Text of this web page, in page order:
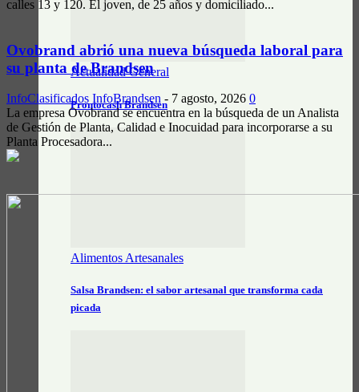
Actualidad General
Prontocash Brandsen
Alimentos Artesanales
Salsa Brandsen: el sabor artesanal que transforma cada
picada
calles 13 y 120. El joven, de 25 años y domiciliado...
Ovobrand abrió una nueva búsqueda laboral para
su planta de Brandsen
InfoClasificados InfoBrandsen - 7 agosto, 2026 0
La empresa Ovobrand se encuentra en la búsqueda de un Analista
de Gestión de Planta, Calidad e Inocuidad para incorporarse a su
Planta Procesadora...